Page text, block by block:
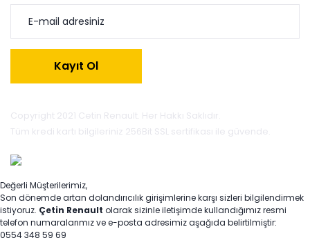
Kayıt Ol
Copyright 2021 Cetin Renault. Her Hakkı Saklıdır.
Tüm kredi kartı bilgileriniz 256Bit SSL sertifikası ile güvende.
Değerli Müşterilerimiz,
Son dönemde artan dolandırıcılık girişimlerine karşı sizleri bilgilendirmek
istiyoruz. Çetin Renault olarak sizinle iletişimde kullandığımız resmi
telefon numaralarımız ve e-posta adresimiz aşağıda belirtilmiştir:
0554 348 59 69